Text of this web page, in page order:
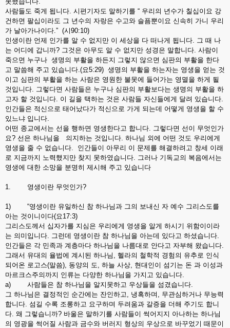
사람들도 죽게 됩니다. 시편기자도 말하기를 “ 우리의 년수가 칠십이요 강
건하면 팔십이라도 그 년수의 자랑은 수고와 슬픔뿐이요 신속히 가니 우리
가 날아가나이다.” (시90:10)
인생이란 언제 인가를 알 수 없지만 이 세상을 다 떠나게 됩니다. 그 때 나
는 어디에 갑니까? 그것은 아무도 알 수 없지만 성경은 말합니다. 사람이
죽으면 누구나 생명의 부활을 하든지 그렇지 않으면 심판의 부활을 한다
고 말씀해 주고 있습니다.(요5:29) 생명의 부활을 하는자는 영생을 얻는 것
이고 심판의 부활을 하는 사람은 영원한 불못에 들어가는 영멸을 하게 될
것입니다. 그렇다면 사람들은 누구나 심판의 부활보다는 생명의 부활을 하
고자 할 것입니다. 이 길을 택하는 것은 사람들 자신들에게 달려 있습니다.
인간들은 적신으로 태어났다가 적신으로 가게 되는데 어떻게 영생을 할 수
있느냐 입니다.
어떤 종교에서는 선을 행하면 영생한다고 합니다. 그렇다면 선이 무엇인가
요? 선은 하나님을 의지하는 것입니다. 하나님 외에 어떤 것도 우리에게
영생을 줄 수 없습니다. 인간들이 아무리 이 문제를 해결하려고 창세 이래
로 지금까지 노력했지만 찾지 못하였습니다. 그러나 기독교의 복음에서는
영생에 대한 소망을 분명히 제시해 주고 있습니다
1. 영생이란 무엇인가?
1) “영생이란 유일하신 참 하나님과 그의 보내신 자 예수 그리스도를
아는 것이니이다(요17:3)
그리스도께서 십자가를 지심은 우리에게 영생을 알게 하시기 위함이이라
는 의미입니다. 그런데 영생이란 참 하나님을 아는데 있다고 하셨습니다.
인간들은 각 민족과 계층마다 하나님을 나름대로 안다고 자부해 왔습니다.
그래서 유대의 율법에 계시된 하나님, 헬라의 철학적 경험의 유추로 인식
되어온 로고스(말씀), 동양의 도, 하늘 사상, 현대인이 섬기는 돈 과 이성과
마르크스주의까지 인류는 다양한 하나님을 가지고 있습니다.
a) 사람들은 참 하나님을 알지못하고 우상들을 섬겼습니다.
그 하나님은 결정적인 순간에는 잔인하고, 냉혹하며, 무관심하거나 무능력
합니다. 섬길 수록 조롱하고 요구하며 두려움과 갈증을 더해 주기도 합니
다. 왜 그렇습니까? 바울은 말하기를 사람들이 썩어지지 아나하는 하나님
의 영광을 썩어질 사람과 금수와 버러지 형상의 우상으로 바꾸었기 때문이